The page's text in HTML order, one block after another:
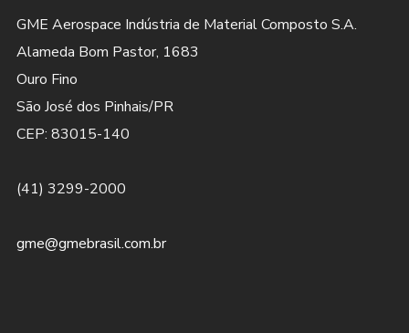
GME Aerospace Indústria de Material Composto S.A.
Alameda Bom Pastor, 1683
Ouro Fino
São José dos Pinhais/PR
CEP: 83015-140
(41) 3299-2000
gme@gmebrasil.com.br